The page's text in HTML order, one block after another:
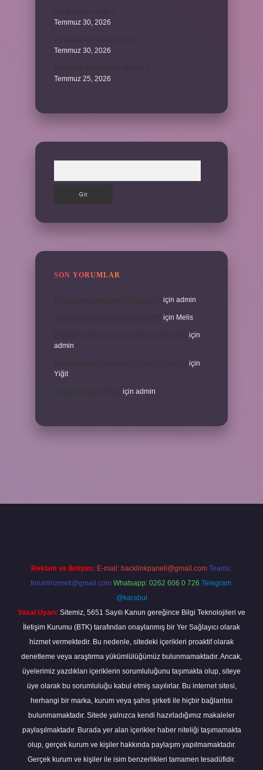
Temmuz 30, 2026
Temmuz 30, 2026
Temmuz 25, 2026
SON YORUMLAR
için admin
için Melis
için
admin
için
Yiğit
Toplantı Nisabı Nedir için admin
Reklam ve İletişim: E-mail: backlinkpaneli@gmail.com Teams:
forumhizmeti@gmail.com Whatsapp: 0262 606 0 726 Telegram:
@karabul
Yasal Uyarı: Sitemiz, 5651 Sayılı Kanun gereğince Bilgi Teknolojileri ve
İletişim Kurumu (BTK) tarafından onaylanmış bir Yer Sağlayıcı olarak
hizmet vermektedir. Bu nedenle, sitedeki içerikleri proaktif olarak
denetleme veya araştırma yükümlülüğümüz bulunmamaktadır. Ancak,
üyelerimiz yazdıkları içeriklerin sorumluluğunu taşımakta olup, siteye
üye olarak bu sorumluluğu kabul etmiş sayılırlar. Bu internet sitesi,
herhangi bir marka, kurum veya şahıs şirketi ile hiçbir bağlantısı
bulunmamaktadır. Sitede yalnızca kendi hazırladığımız makaleler
paylaşılmaktadır. Burada yer alan içerikler haber niteliği taşımamakta
olup, gerçek kurum ve kişiler hakkında paylaşım yapılmamaktadır.
Gerçek kurum ve kişiler ile isim benzerlikleri tamamen tesadüfidir.